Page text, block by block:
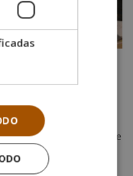
máquinas de coser
los ojaladores,
coser, aunque a simple
paralelos. Si os
seguid leyendo,